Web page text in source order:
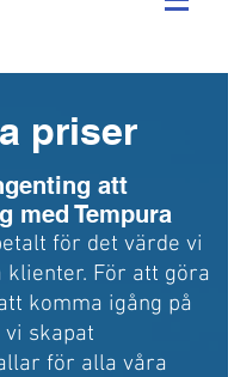
priser
att
med Tempura
för det värde vi
klienter. För att göra
komma igång på
vi skapat
för alla våra